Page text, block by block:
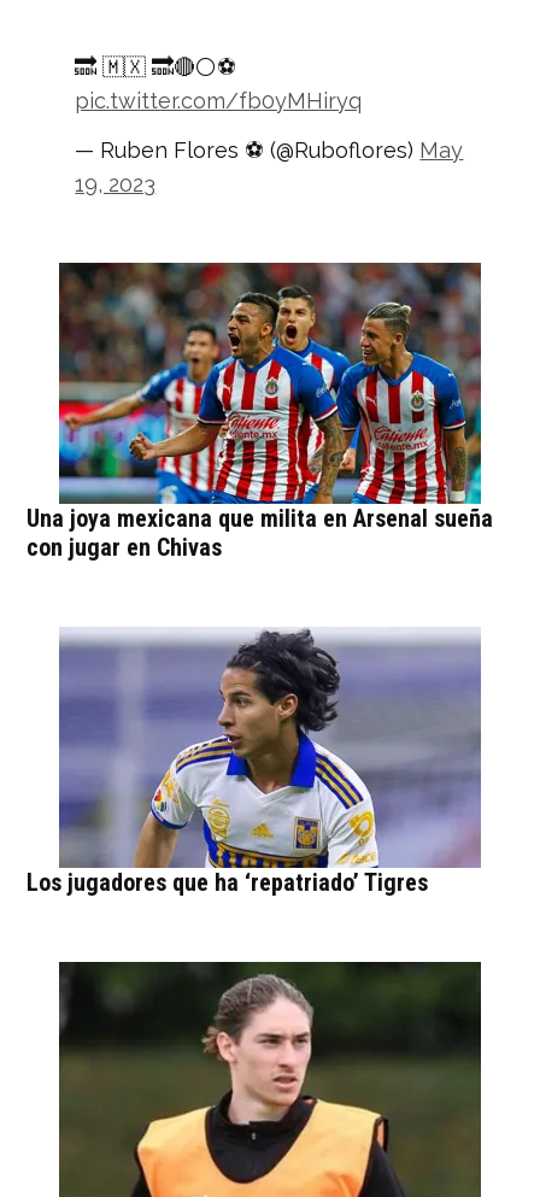
🔜 🇲🇽 🔜🔴⚪️⚽️
pic.twitter.com/fb0yMHiryq
— Ruben Flores ⚽️ (@Ruboflores) May
19, 2023
Una joya mexicana que milita en Arsenal sueña
con jugar en Chivas
Los jugadores que ha ‘repatriado’ Tigres